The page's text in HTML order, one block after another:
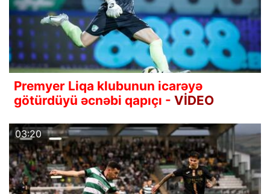
Premyer Liqa klubunun icarəyə
götürdüyü əcnəbi qapıçı - VİDEO
03:20